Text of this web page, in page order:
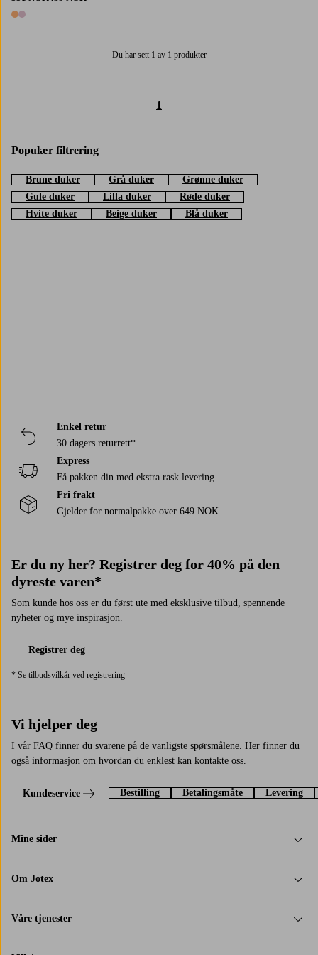
2 farger
Du har sett 1 av 1 produkter
1
Populær filtrering
Brune duker Grå duker
Grønne duker
Gule duker
Lilla duker
Røde duker
Hvite duker
Beige duker Blå duker
Enkel retur
30 dagers returrett*
Express
Få pakken din med ekstra rask levering
Fri frakt
Gjelder for normalpakke over 649 NOK
Er du ny her? Registrer deg for 40% på den
dyreste varen*
Som kunde hos oss er du først ute med eksklusive tilbud, spennende
nyheter og mye inspirasjon.
Registrer deg
* Se tilbudsvilkår ved registrering
Vi hjelper deg
I vår FAQ finner du svarene på de vanligste spørsmålene. Her finner du
også informasjon om hvordan du enklest kan kontakte oss.
Kundeservice Bestilling Betalingsmåte Levering
Mine sider
Om Jotex
Våre tjenester